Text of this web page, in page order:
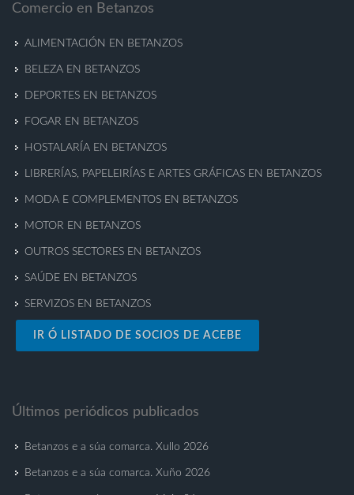
Comercio en Betanzos
ALIMENTACIÓN EN BETANZOS
BELEZA EN BETANZOS
DEPORTES EN BETANZOS
FOGAR EN BETANZOS
HOSTALARÍA EN BETANZOS
LIBRERÍAS, PAPELEIRÍAS E ARTES GRÁFICAS EN BETANZOS
MODA E COMPLEMENTOS EN BETANZOS
MOTOR EN BETANZOS
OUTROS SECTORES EN BETANZOS
SAÚDE EN BETANZOS
SERVIZOS EN BETANZOS
IR Ó LISTADO DE SOCIOS DE ACEBE
Últimos periódicos publicados
Betanzos e a súa comarca. Xullo 2026
Betanzos e a súa comarca. Xuño 2026